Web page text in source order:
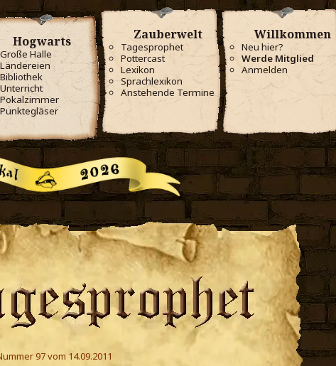
Hogwarts
Große Halle
Ländereien
Bibliothek
Unterricht
Pokalzimmer
Punktegläser
Zauberwelt
Tagesprophet
Pottercast
Lexikon
Sprachlexikon
Anstehende Termine
Willkommen
Neu hier?
Werde Mitglied
Anmelden
97 vom 14.09.2011